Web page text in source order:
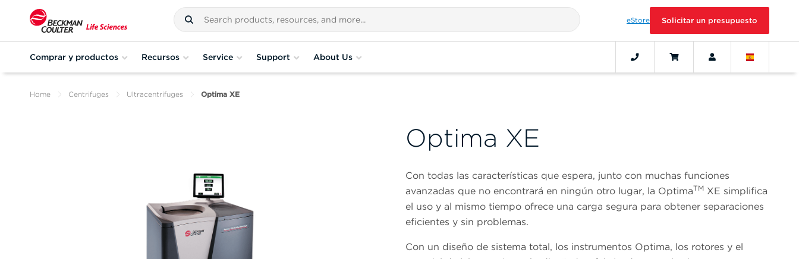
eStore Solicitar un presupuesto
Comprar y productos Recursos Service Support About Us
Home Centrifuges Ultracentrifuges Optima XE
Optima XE
Con todas las características que espera, junto con muchas funciones
avanzadas que no encontrará en ningún otro lugar, la OptimaTM XE simplifica
el uso y al mismo tiempo ofrece una carga segura para obtener separaciones
eficientes y sin problemas.
Con un diseño de sistema total, los instrumentos Optima, los rotores y el